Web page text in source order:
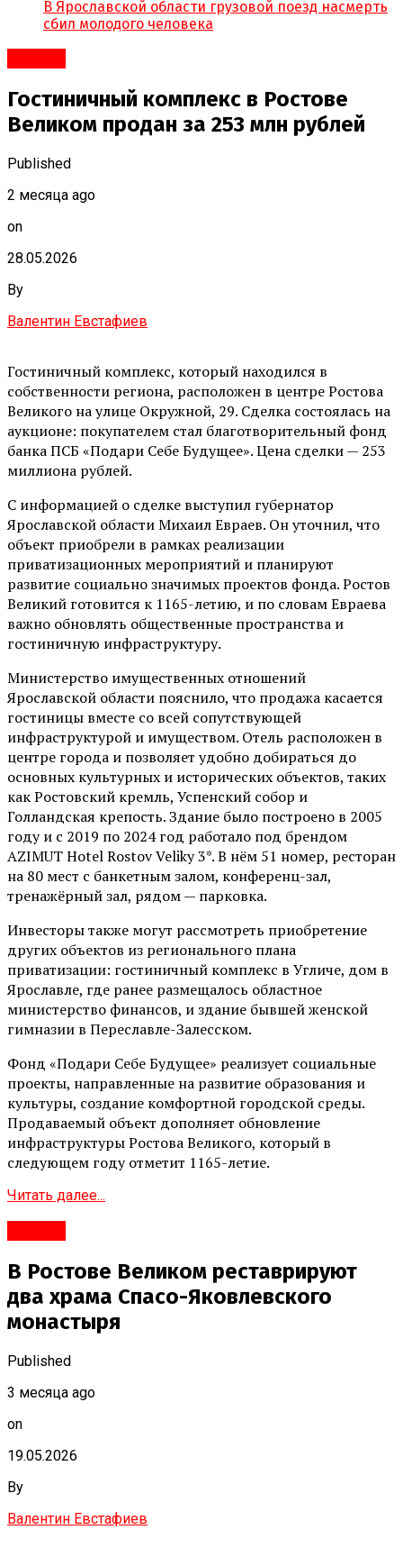
В Ярославской области грузовой поезд насмерть
сбил молодого человека
Гостиничный комплекс в Ростове
Великом продан за 253 млн рублей
Published
2 месяца ago
on
28.05.2026
By
Валентин Евстафиев
Гостиничный комплекс, который находился в
собственности региона, расположен в центре Ростова
Великого на улице Окружной, 29. Сделка состоялась на
аукционе: покупателем стал благотворительный фонд
банка ПСБ «Подари Себе Будущее». Цена сделки — 253
миллиона рублей.
С информацией о сделке выступил губернатор
Ярославской области Михаил Евраев. Он уточнил, что
объект приобрели в рамках реализации
приватизационных мероприятий и планируют
развитие социально значимых проектов фонда. Ростов
Великий готовится к 1165-летию, и по словам Евраева
важно обновлять общественные пространства и
гостиничную инфраструктуру.
Министерство имущественных отношений
Ярославской области пояснило, что продажа касается
гостиницы вместе со всей сопутствующей
инфраструктурой и имуществом. Отель расположен в
центре города и позволяет удобно добираться до
основных культурных и исторических объектов, таких
как Ростовский кремль, Успенский собор и
Голландская крепость. Здание было построено в 2005
году и с 2019 по 2024 год работало под брендом
AZIMUT Hotel Rostov Veliky 3*. В нём 51 номер, ресторан
на 80 мест с банкетным залом, конференц-зал,
тренажёрный зал, рядом — парковка.
Инвесторы также могут рассмотреть приобретение
других объектов из регионального плана
приватизации: гостиничный комплекс в Угличе, дом в
Ярославле, где ранее размещалось областное
министерство финансов, и здание бывшей женской
гимназии в Переславле-Залесском.
Фонд «Подари Себе Будущее» реализует социальные
проекты, направленные на развитие образования и
культуры, создание комфортной городской среды.
Продаваемый объект дополняет обновление
инфраструктуры Ростова Великого, который в
следующем году отметит 1165-летие.
Читать далее...
В Ростове Великом реставрируют
два храма Спасо-Яковлевского
монастыря
Published
3 месяца ago
on
19.05.2026
By
Валентин Евстафиев